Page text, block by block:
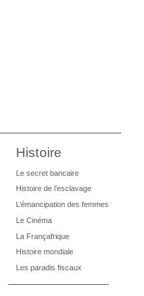
Histoire
Le secret bancaire
Histoire de l’esclavage
L’émancipation des femmes
Le Cinéma
La Françafrique
Histoire mondiale
Les paradis fiscaux